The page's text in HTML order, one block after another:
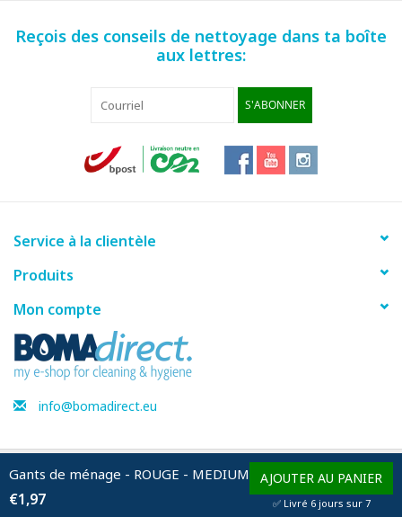
Gants de ménage - ROUGE - MEDIUM
€1,97
AJOUTER AU PANIER
✅ Livré 6 jours sur 7
Reçois des conseils de nettoyage dans ta boîte
aux lettres:
S'ABONNER
Service à la clientèle
Produits
Mon compte
info@bomadirect.eu
© Copyright 2026 BOMAdirect - Powered byLightspeed